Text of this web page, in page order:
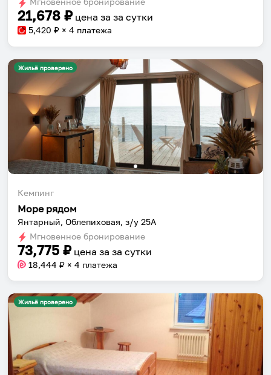
21,678 ₽ цена за за сутки
5,420 ₽ × 4 платежа
Жильё проверено
Кемпинг
Море рядом
Янтарный, Облепиховая, з/у 25А
Мгновенное бронирование
73,775 ₽ цена за за сутки
18,444 ₽ × 4 платежа
Жильё проверено